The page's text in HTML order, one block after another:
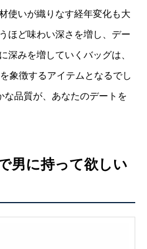
使いが織りなす経年変化も大
ほど味わい深さを増し、デー
深みを増していくバッグは、
象徴するアイテムとなるでし
な品質が、あなたのデートを
男に持って欲しい